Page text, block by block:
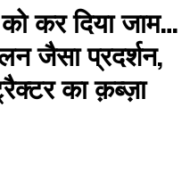
कर दिया जाम…
जैसा प्रदर्शन,
का क़ब्ज़ा